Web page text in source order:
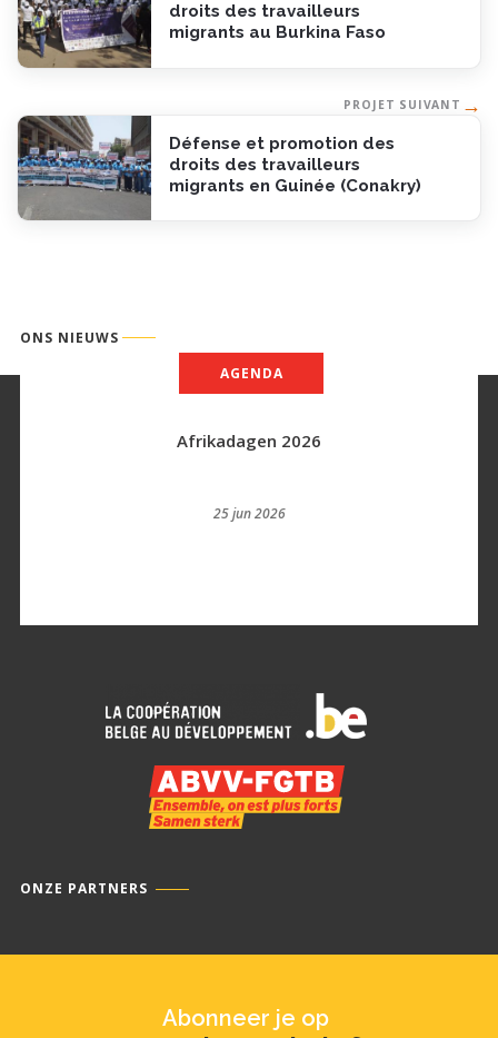
droits des travailleurs
migrants au Burkina Faso
PROJET SUIVANT →
Défense et promotion des
droits des travailleurs
migrants en Guinée (Conakry)
Afrikadagen 2026
25 jun 2026
AGENDA
ONS NIEUWS
ONZE PARTNERS
Abonneer je op